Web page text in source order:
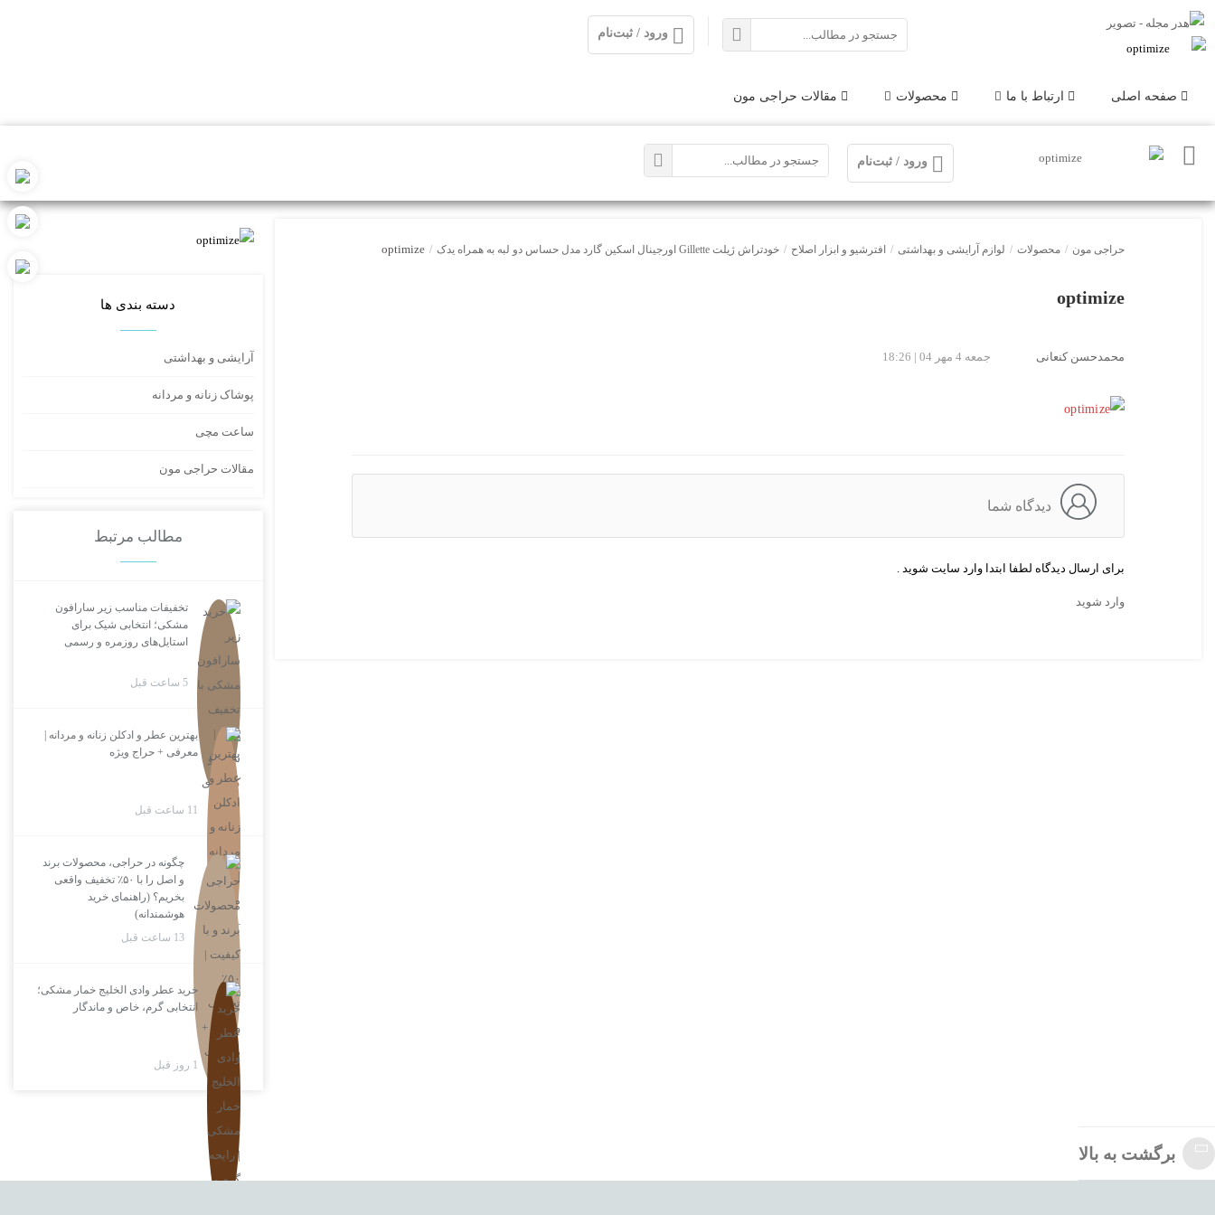
ورود / ثبت‌نام
صفحه اصلی ارتباط با ما محصولات مقالات حراجی مون
ورود / ثبت‌نام
حراجی مون / محصولات / لوازم آرایشی و بهداشتی / افترشیو و ابزار اصلاح / خودتراش ژیلت Gillette اورجینال اسکین گارد مدل حساس دو لبه به همراه یدک /
optimize
optimize
محمدحسن کنعانی جمعه 4 مهر 04 | 18:26
دیدگاه شما
برای ارسال دیدگاه لطفا ابتدا وارد سایت شوید .
وارد شوید
دسته بندی ها
آرایشی و بهداشتی
پوشاک زنانه و مردانه
ساعت مچی
مقالات حراجی مون
مطالب مرتبط
تخفیفات مناسب زیر سارافون
مشکی؛ انتخابی شیک برای
استایل‌های روزمره و رسمی
5 ساعت قبل
بهترین عطر و ادکلن زنانه و مردانه |
معرفی + حراج ویژه
11 ساعت قبل
چگونه در حراجی، محصولات برند
و اصل را با ۵۰٪ تخفیف واقعی
بخریم؟ (راهنمای خرید
هوشمندانه)
13 ساعت قبل
خرید عطر وادی الخلیج خمار مشکی؛
انتخابی گرم، خاص و ماندگار
1 روز قبل
برگشت به بالا